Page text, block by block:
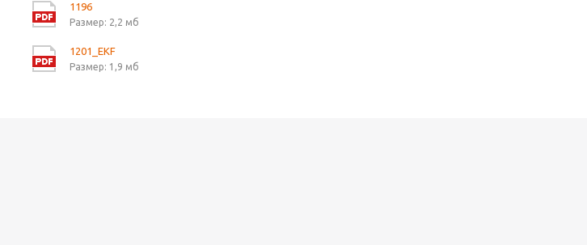
1196
Размер: 2,2 мб
1201_EKF
Размер: 1,9 мб